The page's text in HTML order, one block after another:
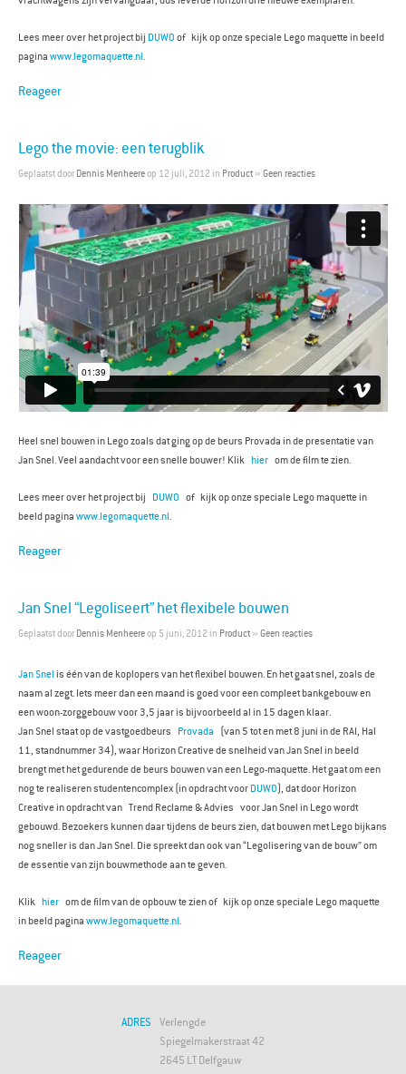
Lees meer over het project bij DUWO of kijk op onze speciale Lego maquette in beeld
pagina www.legomaquette.nl.
Reageer
Lego the movie: een terugblik
Geplaatst door Dennis Menheereop 12 juli, 2012 in Product » Geen reacties
Heel snel bouwen in Lego zoals dat ging op de beurs Provada in de presentatie van
Jan Snel. Veel aandacht voor een snelle bouwer! Klik hier om de film te zien.
Lees meer over het project bij DUWO of kijk op onze speciale Lego maquette in
beeld pagina www.legomaquette.nl
Reageer
Jan Snel “Legoliseert” het flexibele bouwen
Geplaatst door Dennis Menheereop 5 juni, 2012 in Product » Geen reacties
Jan Snel is één van de koplopers van het flexibel bouwen. En het gaat snel, zoals de
naam al zegt. Iets meer dan een maand is goed voor een compleet bankgebouw en
een woon-zorggebouw voor 3,5 jaar is bijvoorbeeld al in 15 dagen klaar.
Jan Snel staat op de vastgoedbeurs Provada (van 5 tot en met 8 juni in de RAI, Hal
11, standnummer 34), waar Horizon Creative de snelheid van Jan Snel in beeld
brengt met het gedurende de beurs bouwen van een Lego-maquette. Het gaat om een
nog te realiseren studentencomplex (in opdracht voor DUWO), dat door Horizon
Creative in opdracht van Trend Reclame & Advies voor Jan Snel in Lego wordt
gebouwd. Bezoekers kunnen daar tijdens de beurs zien, dat bouwen met Lego bijkans
nog sneller is dan Jan Snel. Die spreekt dan ook van “Legolisering van de bouw” om
de essentie van zijn bouwmethode aan te geven.
Klik hier om de film van de opbouw te zien of kijk op onze speciale Lego maquette
in beeld pagina www.legomaquette.nl
Reageer
ADRES Verlengde
Spiegelmakerstraat 42
2645 LT Delfgauw